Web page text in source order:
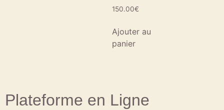
150.00€
Ajouter au
panier
Plateforme en Ligne